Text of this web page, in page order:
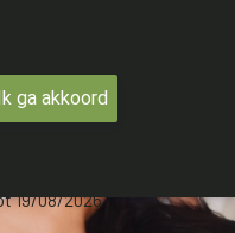
19/08/2026
ga akkoord